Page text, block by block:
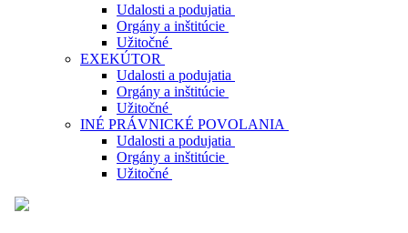
Udalosti a podujatia
Orgány a inštitúcie
Užitočné
EXEKÚTOR
Udalosti a podujatia
Orgány a inštitúcie
Užitočné
INÉ PRÁVNICKÉ POVOLANIA
Udalosti a podujatia
Orgány a inštitúcie
Užitočné